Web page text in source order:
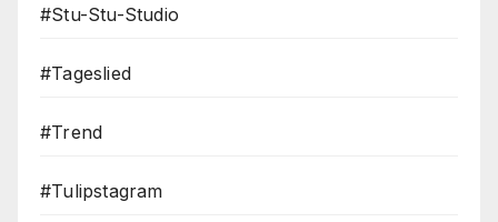
#Stu-Stu-Studio
#Tageslied
#Trend
#Tulipstagram